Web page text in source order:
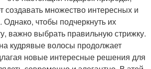
создавать множество интересных и
Однако, чтобы подчеркнуть их
важно выбрать правильную стрижку.
кудрявые волосы продолжает
новые интересные решения для